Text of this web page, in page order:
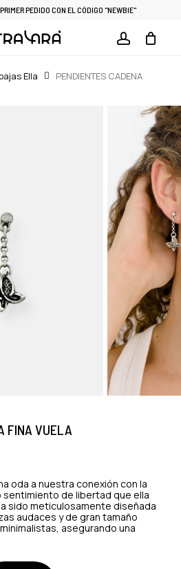
PEDIDO CON EL CÓDIGO "NEWBIE"
CLOSE
CART
Ella
PENDIENTES CADENA
FINA VUELA
oda a nuestra conexión con la
sentimiento de libertad que ella
sido meticulosamente diseñada
audaces y de gran tamaño
asegurando una